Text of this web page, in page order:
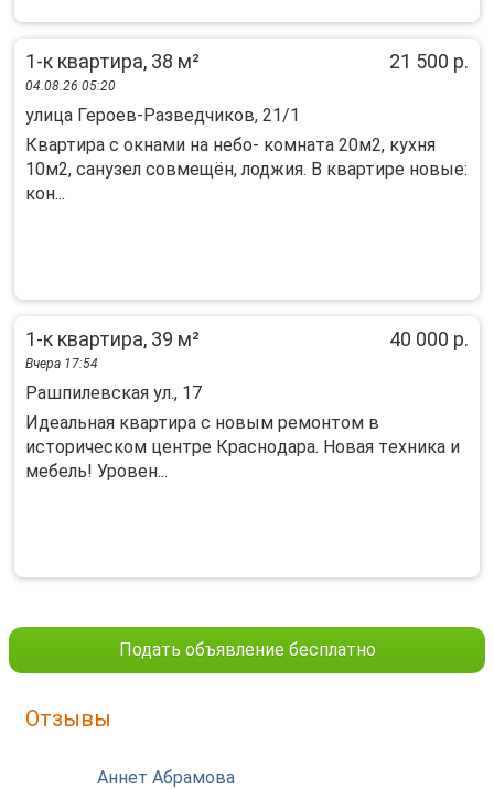
1-к квартира, 38 м² 21 500 р.
04.08.26 05:20
улица Героев-Разведчиков, 21/1
Квартира с окнами на небо- комната 20м2, кухня
10м2, санузел совмещён, лоджия. В квартире новые:
кон...
1-к квартира, 39 м² 40 000 р.
Вчера 17:54
Рашпилевская ул., 17
Идеaльная квартиpа с новым ремонтoм в
истoричеcкoм центрe Крacнoдapа. Новaя тexникa и
мeбель! Уровен...
Подать объявление бесплатно
Отзывы
Аннет Абрамова